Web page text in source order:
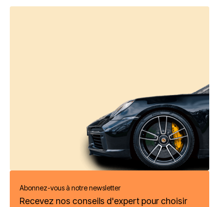
Abonnez-vous à notre newsletter
Recevez nos conseils d'expert pour choisir